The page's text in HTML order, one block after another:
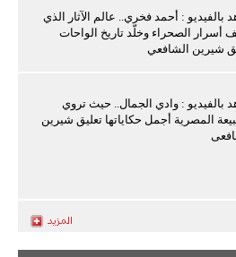
بالفيديو : أحمد فخري.. عالم الآثار الذي
أسرار الصحراء وخلّد تاريخ الواحات
شيرين الشافعي
بالفيديو : وادي الجمال.. حيث تروي
المصرية أجمل حكاياتها تعليق شيرين